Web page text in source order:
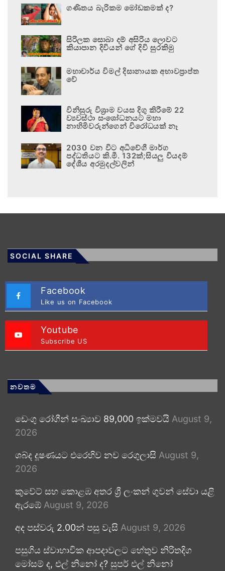
ගණිතය බැරිකම මෝඩකමක් ද?
සිරිලක සොබා දම් අසිරිය ලොවට
කියාපාන දිවියන් ගේ දිවි සුරකිමු
මහාචාර්ය විමල් දිසානායක අභාවප්‍රාප්ත
වේ
විනිසුරු විශ්‍රාම වයස දිගු කිරීමේ 22
ව්‍යවස්ථා සංශෝධනයට මහා
නාහිමිවරුන්ගෙන් විරෝධයක් නෑ
2030 වන විට අධිවේගී මාර්ග
පද්ධතියට කි.මී. 132ක්;සියලු වියදම්
දේශීය අරමුදල්වලින්
SOCIAL SHARE
Facebook
Like us on Facebook
Youtube
Subscribe US
නවතම
ඩෙංගු රෝගීන් සංඛ්‍යාව 89,000 ඉක්මවයි August 9,
2026
ශබ්ද දූෂණයට එරෙහිව නව රෙගුලාසි August 9,
2026
කුවේට් සහ කොළඹ අතර ශ්‍රී ලංකන් ගුවන් සේවා යළි
ඇරඹේ August 9, 2026
අද පස්වරු 2.00න් පසු වැසි August 9, 2026
පසුගිය ස්වාභාවික ආපදාවලට හේතුව නිරිතදිග
මෝසම් ද, එල් නිනෝ ද? සුපර් එල් නිනෝ